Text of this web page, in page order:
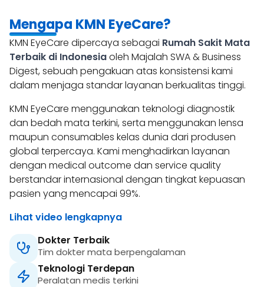
Mengapa KMN EyeCare?
KMN EyeCare dipercaya sebagai Rumah Sakit Mata
Terbaik di Indonesiaoleh Majalah SWA & Business
Digest, sebuah pengakuan atas konsistensi kami
dalam menjaga standar layanan berkualitas tinggi.
KMN EyeCare menggunakan teknologi diagnostik
dan bedah mata terkini, serta menggunakan lensa
maupun consumables kelas dunia dari produsen
global terpercaya. Kami menghadirkan layanan
dengan medical outcome dan service quality
berstandar internasional dengan tingkat kepuasan
pasien yang mencapai 99%.
Lihat video lengkapnya
Dokter Terbaik
Tim dokter mata berpengalaman
Teknologi Terdepan
Peralatan medis terkini